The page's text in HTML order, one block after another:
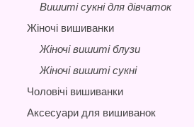
Вишиті сукні для дівчаток
Жіночі вишиванки
Жіночі вишиті блузи
Жіночі вишиті сукні
Чоловічі вишиванки
Аксесуари для вишиванок